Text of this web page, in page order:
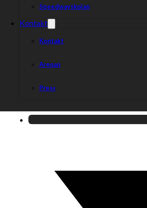
Speedwayskolan
Kontakt
Kontakt
Arenan
Press